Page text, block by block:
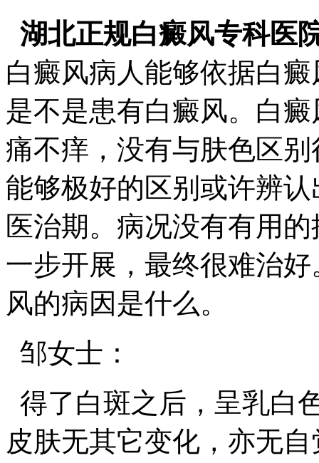
湖北正规白癜风专科医
白癜风病人能够依据白
是不是患有白癜风。白
痛不痒，没有与肤色区
能够极好的区别或许辨
医治期。病况没有有用
一步开展，最终很难治好
风的病因是什么。
邹女士：
得了白斑之后，呈乳白
皮肤无其它变化，亦无